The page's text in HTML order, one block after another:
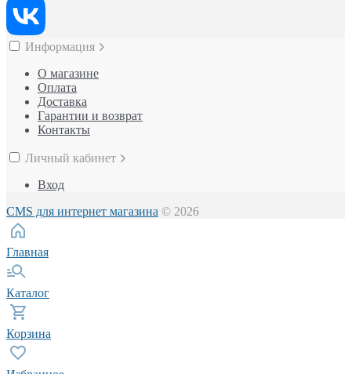
Информация
О магазине
Оплата
Доставка
Гарантии и возврат
Контакты
Личный кабинет
Вход
CMS для интернет магазина © 2026
Главная
Каталог
Корзина